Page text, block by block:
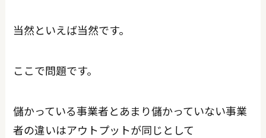
当然といえば当然です。
ここで問題です。
儲かっている事業者とあまり儲かっていない事業
者の違いはアウトプットが同じとして